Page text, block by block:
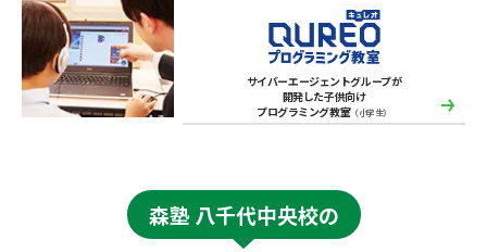
サイバーエージェントグループが
開発した子供向け
プログラミング教室（小学生）
森塾 八千代中央校の